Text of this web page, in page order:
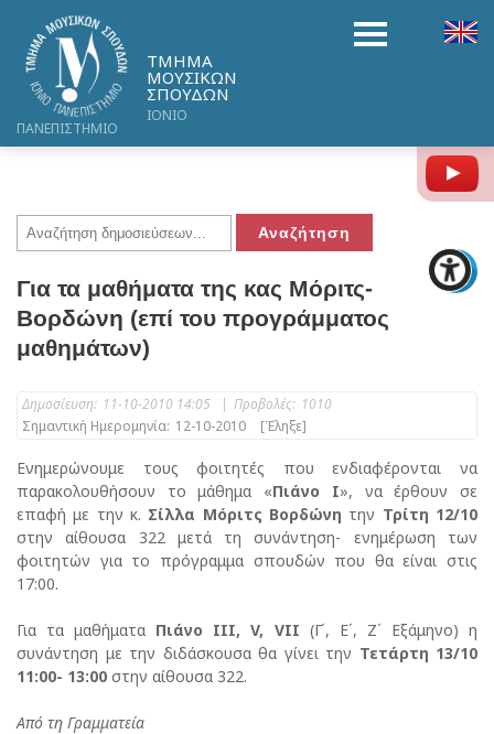
ΤΜΗΜΑ
ΜΟΥΣΙΚΩΝ
ΣΠΟΥΔΩΝ
ΙΟΝΙΟ
ΠΑΝΕΠΙΣΤΗΜΙΟ
Για τα μαθήματα της κας Μόριτς-
Βορδώνη (επί του προγράμματος
μαθημάτων)
Δημοσίευση: 11-10-2010 14:05 | Προβολές: 1010
Σημαντική Ημερομηνία: 12-10-2010 [Έληξε]
Ενημερώνουμε τους φοιτητές που ενδιαφέρονται να
παρακολουθήσουν το μάθημα «Πιάνο Ι», να έρθουν σε
επαφή με την κ. Σίλλα Μόριτς Βορδώνη την Τρίτη 12/10
στην αίθουσα 322 μετά τη συνάντηση- ενημέρωση των
φοιτητών για το πρόγραμμα σπουδών που θα είναι στις
17:00.
Για τα μαθήματα Πιάνο ΙΙΙ, V, VII (Γ΄, Ε΄, Ζ΄ Εξάμηνο) η
συνάντηση με την διδάσκουσα θα γίνει την Τετάρτη 13/10
11:00- 13:00 στην αίθουσα 322.
Από τη Γραμματεία